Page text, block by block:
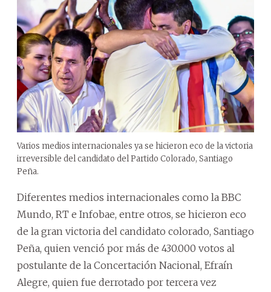
Varios medios internacionales ya se hicieron eco de la victoria
irreversible del candidato del Partido Colorado, Santiago
Peña.
Diferentes medios internacionales como la BBC
Mundo, RT e Infobae, entre otros, se hicieron eco
de la gran victoria del candidato colorado, Santiago
Peña, quien venció por más de 430.000 votos al
postulante de la Concertación Nacional, Efraín
Alegre, quien fue derrotado por tercera vez